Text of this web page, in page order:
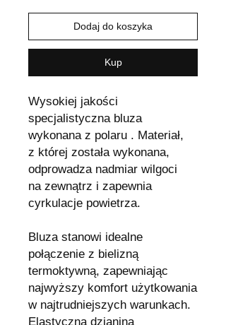
Dodaj do koszyka
Kup
Wysokiej jakości
specjalistyczna bluza
wykonana z polaru . Materiał,
z której została wykonana,
odprowadza nadmiar wilgoci
na zewnątrz i zapewnia
cyrkulacje powietrza.
Bluza stanowi idealne
połączenie z bielizną
termoktywną, zapewniając
najwyższy komfort użytkowania
w najtrudniejszych warunkach.
Elastyczna dzianina